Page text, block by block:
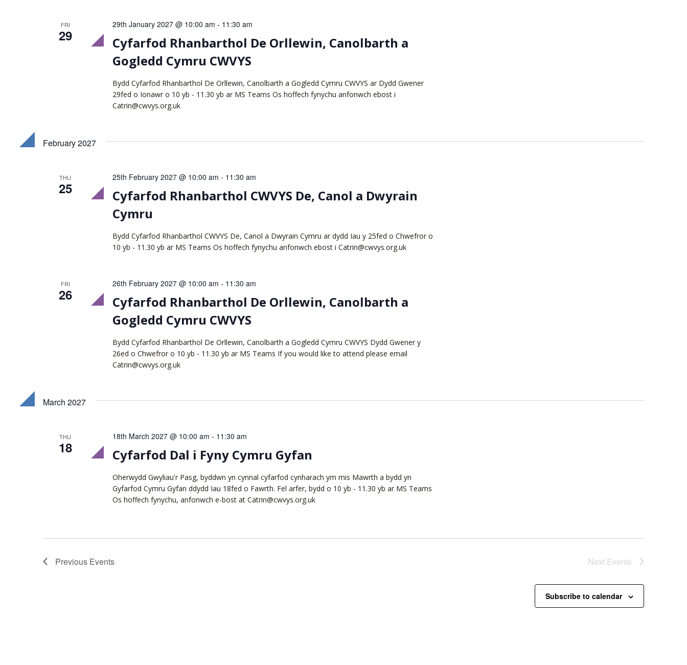
FRI
29
Cyfarfod Rhanbarthol De Orllewin, Canolbarth a
Gogledd Cymru CWVYS
29th January 2027 @ 10:00 am - 11:30 am
Bydd Cyfarfod Rhanbarthol De Orllewin, Canolbarth a Gogledd Cymru CWVYS ar Dydd Gwener
29fed o Ionawr o 10 yb - 11.30 yb ar MS Teams Os hoffech fynychu anfonwch ebost i
Catrin@cwvys.org.uk
February 2027
THU
25
Cyfarfod Rhanbarthol CWVYS De, Canol a Dwyrain
Cymru
25th February 2027 @ 10:00 am - 11:30 am
Bydd Cyfarfod Rhanbarthol CWVYS De, Canol a Dwyrain Cymru ar dydd Iau y 25fed o Chwefror o
10 yb - 11.30 yb ar MS Teams Os hoffech fynychu anfonwch ebost i Catrin@cwvys.org.uk
FRI
26
Cyfarfod Rhanbarthol De Orllewin, Canolbarth a
Gogledd Cymru CWVYS
26th February 2027 @ 10:00 am - 11:30 am
Bydd Cyfarfod Rhanbarthol De Orllewin, Canolbarth a Gogledd Cymru CWVYS Dydd Gwener y
26ed o Chwefror o 10 yb - 11.30 yb ar MS Teams If you would like to attend please email
Catrin@cwvys.org.uk
March 2027
THU
18 Cyfarfod Dal i Fyny Cymru Gyfan
18th March 2027 @ 10:00 am - 11:30 am
Oherwydd Gwyliau'r Pasg, byddwn yn cynnal cyfarfod cynharach ym mis Mawrth a bydd yn
Gyfarfod Cymru Gyfan ddydd Iau 18fed o Fawrth. Fel arfer, bydd o 10 yb - 11.30 yb ar MS Teams
Os hoffech fynychu, anfonwch e-bost at Catrin@cwvys.org.uk
Previous Events Next Events
Subscribe to calendar